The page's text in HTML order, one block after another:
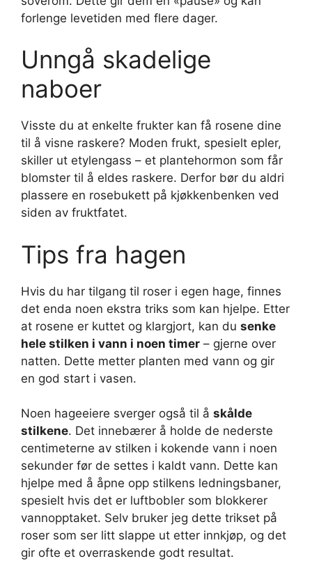
forlenge levetiden med flere dager.
Unngå skadelige
naboer
Visste du at enkelte frukter kan få rosene dine
til å visne raskere? Moden frukt, spesielt epler,
skiller ut etylengass – et plantehormon som får
blomster til å eldes raskere. Derfor bør du aldri
plassere en rosebukett på kjøkkenbenken ved
siden av fruktfatet.
Tips fra hagen
Hvis du har tilgang til roser i egen hage, finnes
det enda noen ekstra triks som kan hjelpe. Etter
at rosene er kuttet og klargjort, kan du senke
hele stilken i vann i noen timer – gjerne over
natten. Dette metter planten med vann og gir
en god start i vasen.
Noen hageeiere sverger også til å skålde
stilkene. Det innebærer å holde de nederste
centimeterne av stilken i kokende vann i noen
sekunder før de settes i kaldt vann. Dette kan
hjelpe med å åpne opp stilkens ledningsbaner,
spesielt hvis det er luftbobler som blokkerer
vannopptaket. Selv bruker jeg dette trikset på
roser som ser litt slappe ut etter innkjøp, og det
gir ofte et overraskende godt resultat.